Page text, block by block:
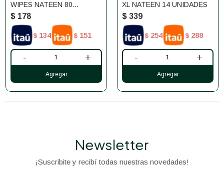
WIPES NATEEN 80
UNIDADES
$ 178
$ 134 $ 151
- +
XL NATEEN 14 UNIDADES
$ 339
$ 254 $ 288
- +
Newsletter
¡Suscribite y recibí todas nuestras novedades!